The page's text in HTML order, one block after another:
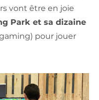
vont être en joie
Park et sa dizaine
pour jouer